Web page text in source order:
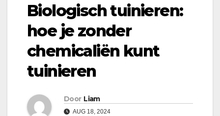
Biologisch tuinieren:
hoe je zonder
chemicaliën kunt
tuinieren
Door Liam
AUG 18, 2024